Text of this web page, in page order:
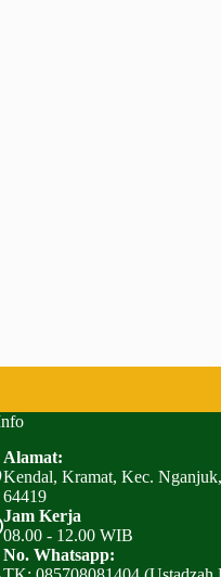
Alamat:
Kendal, Kramat, Kec.
64419
Jam Kerja
08.00 - 12.00 WIB
No. Whatsapp: